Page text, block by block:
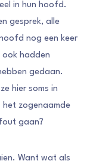
in hun hoofd.
gesprek, alle
nog een keer
ook hadden
gedaan.
hier soms in
het zogenaamde
gaan?
Want wat als